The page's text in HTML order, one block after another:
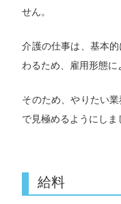
せん。
介護の仕事は、基本
わるため、雇用形態に
そのため、やりたい
で見極めるようにしま
給料